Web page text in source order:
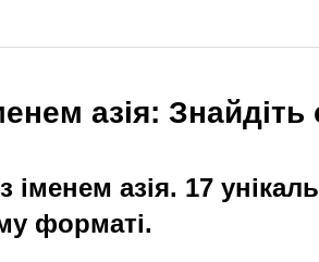
азія: Знайдіть
азія. 17
форматі.